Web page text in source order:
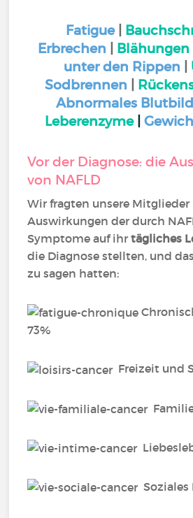
Fatigue
Erbrechen
Blähungen
unter den Rippen
Sodbrennen
Abnormales Blutbild
Leberenzyme|
Vor der Diagnose: die
von NAFLD
Wir fragten unsere Mitglieder
Auswirkungen der durch
Symptome auf ihrtägliches
die Diagnose stellten, und
zu sagen hatten:
73%
Freizeit und
Soziales